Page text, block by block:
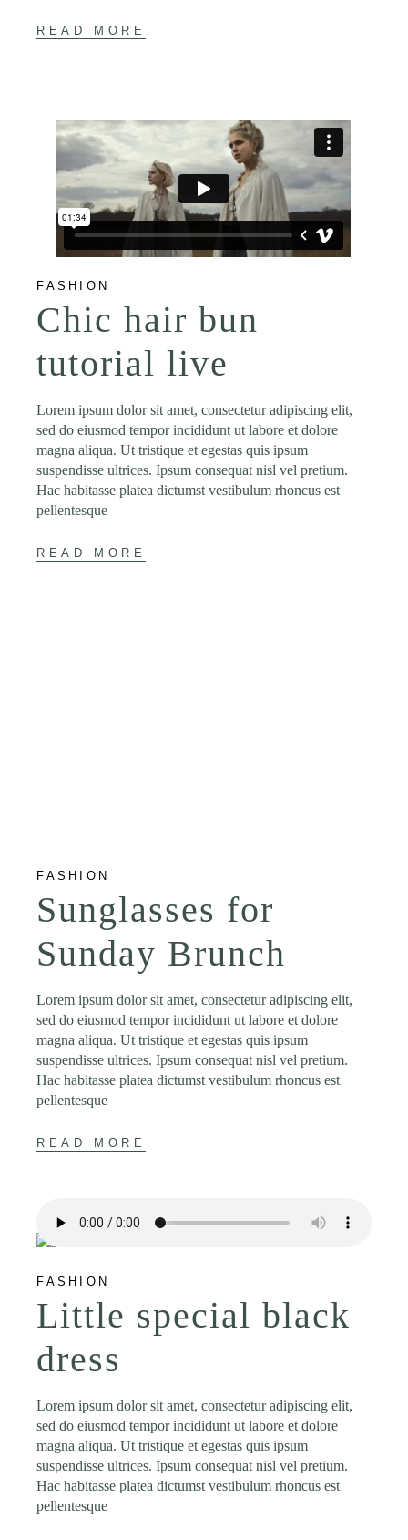
READ MORE
FASHION
Chic hair bun
tutorial live
Lorem ipsum dolor sit amet, consectetur adipiscing elit,
sed do eiusmod tempor incididunt ut labore et dolore
magna aliqua. Ut tristique et egestas quis ipsum
suspendisse ultrices. Ipsum consequat nisl vel pretium.
Hac habitasse platea dictumst vestibulum rhoncus est
pellentesque
READ MORE
FASHION
Sunglasses for
Sunday Brunch
Lorem ipsum dolor sit amet, consectetur adipiscing elit,
sed do eiusmod tempor incididunt ut labore et dolore
magna aliqua. Ut tristique et egestas quis ipsum
suspendisse ultrices. Ipsum consequat nisl vel pretium.
Hac habitasse platea dictumst vestibulum rhoncus est
pellentesque
READ MORE
FASHION
Little special black
dress
Lorem ipsum dolor sit amet, consectetur adipiscing elit,
sed do eiusmod tempor incididunt ut labore et dolore
magna aliqua. Ut tristique et egestas quis ipsum
suspendisse ultrices. Ipsum consequat nisl vel pretium.
Hac habitasse platea dictumst vestibulum rhoncus est
pellentesque